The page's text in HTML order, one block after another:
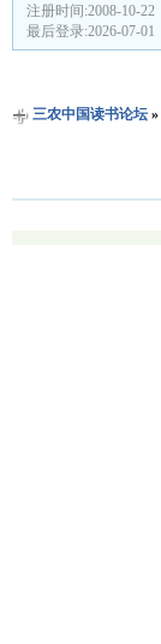
注册时间:2008-10-22
最后登录:2026-07-01
三农中国读书论坛»